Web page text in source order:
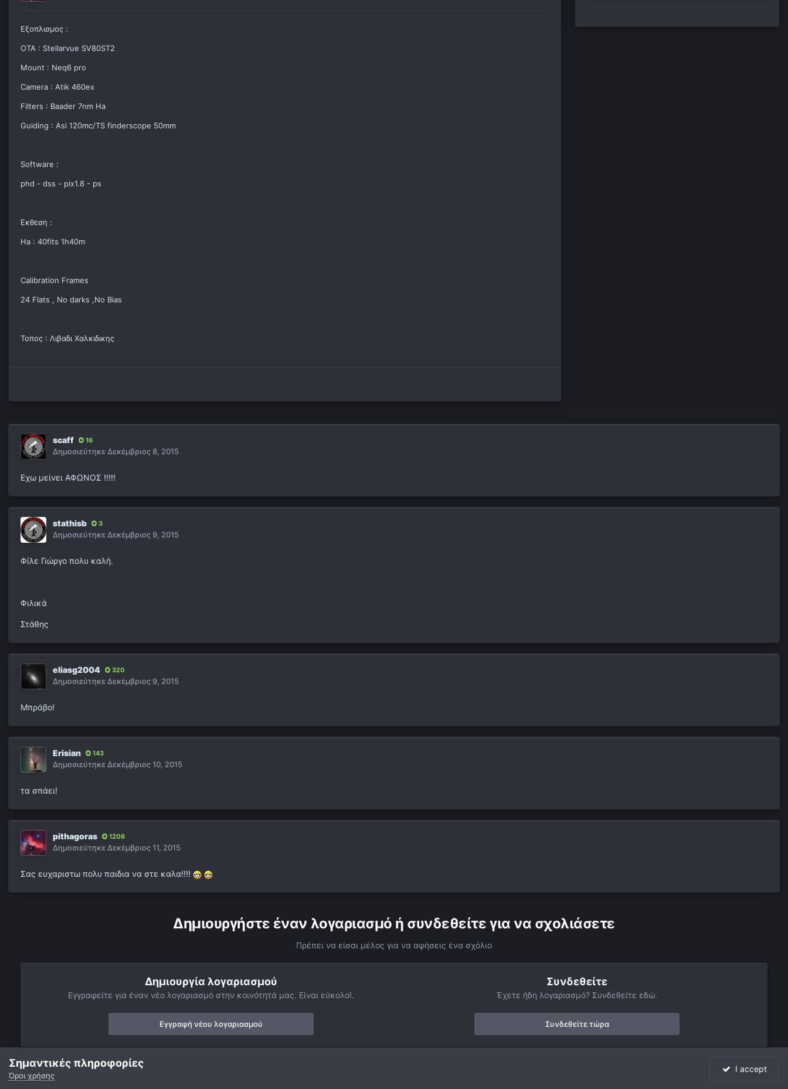
Εξοπλισμος :
OTA : Stellarvue SV80ST2
Mount : Neq6 pro
Camera : Atik 460ex
Filters : Baader 7nm Ha
Guiding : Asi 120mc/TS finderscope 50mm
Software :
phd - dss - pix1.8 - ps
Εκθεση :
Ha : 40fits 1h40m
Calibration Frames
24 Flats , No darks ,No Bias
Τοπος : Λιβαδι Χαλκιδικης
scaff 16
ΔημοσιεύτηκεΔεκέμβριος 8, 2015
Εχω μείνει ΑΦΩΝΟΣ !!!!!
stathisb 3
ΔημοσιεύτηκεΔεκέμβριος 9, 2015
Φίλε Γιώργο πολυ καλή.
Φιλικά
Στάθης
eliasg2004 320
ΔημοσιεύτηκεΔεκέμβριος 9, 2015
Μπράβο!
Erisian 143
ΔημοσιεύτηκεΔεκέμβριος 10, 2015
τα σπάει!
pithagoras 1206
ΔημοσιεύτηκεΔεκέμβριος 11, 2015
Σας ευχαριστω πολυ παιδια να στε καλα!!!!
Δημιουργήστε έναν λογαριασμό ή συνδεθείτε για να σχολιάσετε
Πρέπει να είσαι μέλος για να αφήσεις ένα σχόλιο
Δημιουργία λογαριασμού
Εγγραφείτε για έναν νέο λογαριασμό στην κοινότητά μας. Είναι εύκολο!.
Εγγραφή νέου λογαριασμού
Συνδεθείτε
Έχετε ήδη λογαριασμό? Συνδεθείτε εδώ.
Συνδεθείτε τώρα
Αρχή
Σημαντικές πληροφορίες
Όροι χρήσης
I accept